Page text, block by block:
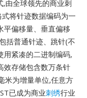
,由全球领先的商业刺
将针迹数据编码为一
平偏移量、垂直偏移
括普通针迹、跳针(不
用紧凑的二进制编码,
效存储包含数万条针
米为增量单位,任意方
已成为商业刺绣行业